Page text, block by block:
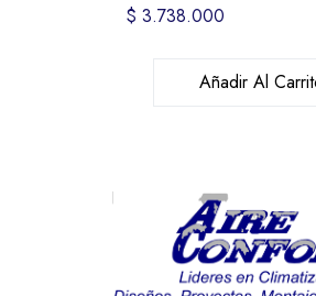
$ 3.738.000
Añadir Al